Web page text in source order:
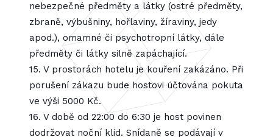
nebezpečné předměty a látky (ostré předměty,
zbraně, výbušniny, hořlaviny, žíraviny, jedy
apod.), omamné či psychotropní látky, dále
předměty či látky silně zapáchající.
15. V prostorách hotelu je kouření zakázáno. Při
porušení zákazu bude hostovi účtována pokuta
ve výši 5000 Kč.
16. V době od 22:00 do 6:30 je host povinen
dodržovat noční klid. Snídaně se podávají v